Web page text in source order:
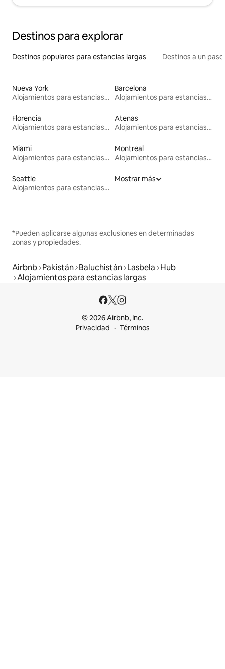
Destinos para explorar
Destinos populares para estancias largas Destinos a un
Nueva York
Alojamientos para estancias largas
Barcelona
Alojamientos para estancias largas
Florencia
Alojamientos para estancias largas
Atenas
Alojamientos para estancias largas
Miami
Alojamientos para estancias largas
Montreal
Alojamientos para estancias largas
Seattle
Alojamientos para estancias largas
Mostrar más
*Pueden aplicarse algunas exclusiones en determinadas
zonas y propiedades.
Airbnb Pakistán Baluchistán Lasbela Hub
Alojamientos para estancias largas
© 2026 Airbnb, Inc.
Privacidad
Términos